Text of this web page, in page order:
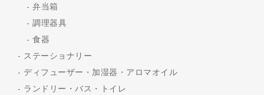
弁当箱
調理器具
食器
ステーショナリー
ディフューザー・加湿器・アロマオイル
ランドリー・バス・トイレ